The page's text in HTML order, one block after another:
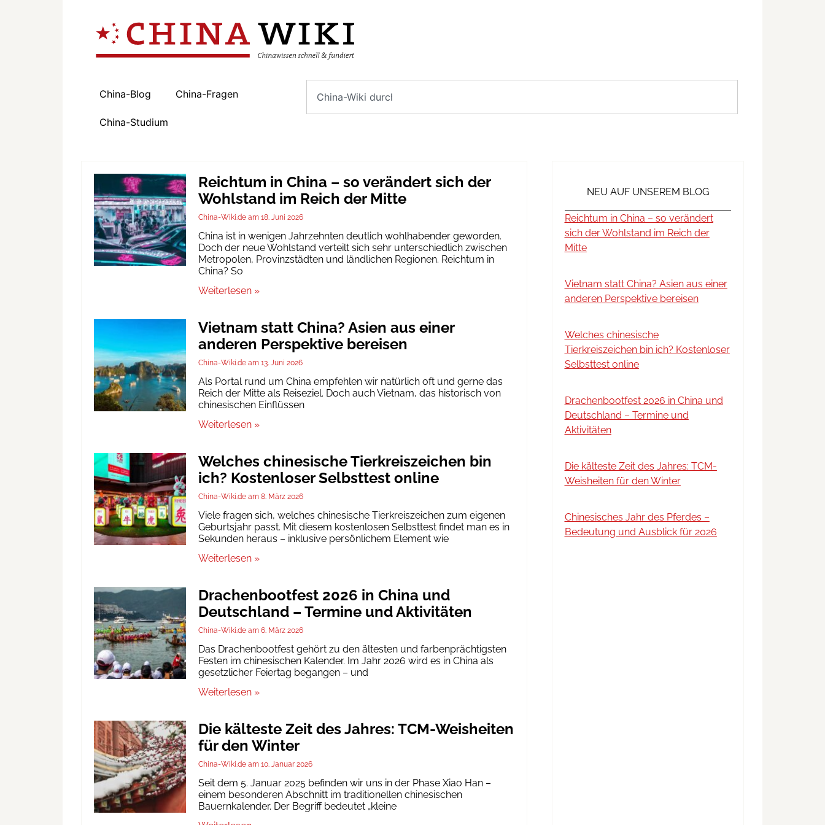
China-Blog China-Fragen
China-Studium
Reichtum in China – so verändert sich der
Wohlstand im Reich der Mitte
China-Wiki.de 18. Juni 2026
China ist in wenigen Jahrzehnten deutlich wohlhabender geworden.
Doch der neue Wohlstand verteilt sich sehr unterschiedlich zwischen
Metropolen, Provinzstädten und ländlichen Regionen. Reichtum in
China? So
Weiterlesen »
Vietnam statt China? Asien aus einer
anderen Perspektive bereisen
China-Wiki.de 13. Juni 2026
Als Portal rund um China empfehlen wir natürlich oft und gerne das
Reich der Mitte als Reiseziel. Doch auch Vietnam, das historisch von
chinesischen Einflüssen
Weiterlesen »
Welches chinesische Tierkreiszeichen bin
ich? Kostenloser Selbsttest online
China-Wiki.de 8. März 2026
Viele fragen sich, welches chinesische Tierkreiszeichen zum eigenen
Geburtsjahr passt. Mit diesem kostenlosen Selbsttest findet man es in
Sekunden heraus – inklusive persönlichem Element wie
Weiterlesen »
Drachenbootfest 2026 in China und
Deutschland – Termine und Aktivitäten
China-Wiki.de 6. März 2026
Das Drachenbootfest gehört zu den ältesten und farbenprächtigsten
Festen im chinesischen Kalender. Im Jahr 2026 wird es in China als
gesetzlicher Feiertag begangen – und
Weiterlesen »
Die kälteste Zeit des Jahres: TCM-Weisheiten
für den Winter
China-Wiki.de 10. Januar 2026
Seit dem 5. Januar 2025 befinden wir uns in der Phase Xiao Han –
einem besonderen Abschnitt im traditionellen chinesischen
Bauernkalender. Der Begriff bedeutet „kleine
NEU AUF UNSEREM BLOG
Reichtum in China – so verändert
sich der Wohlstand im Reich der
Mitte
Vietnam statt China? Asien aus einer
anderen Perspektive bereisen
Welches chinesische
Tierkreiszeichen bin ich? Kostenloser
Selbsttest online
Drachenbootfest 2026 in China und
Deutschland – Termine und
Aktivitäten
Die kälteste Zeit des Jahres: TCM-
Weisheiten für den Winter
Chinesisches Jahr des Pferdes –
Bedeutung und Ausblick für 2026